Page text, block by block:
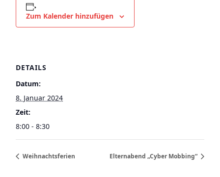
Zum Kalender hinzufügen
DETAILS
Datum:
8. Januar 2024
Zeit:
8:00 - 8:30
Weihnachtsferien Elternabend „Cyber Mobbing“